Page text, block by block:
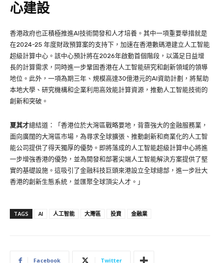
心建設
香港政府也正積極推進AI技術開發和人才培養。其中一項重要舉措就是
在2024-25 年度財政預算案的支持下，加速在香港數碼港建立人工智能
超級計算中心。該中心預計將在2026年啟動首個階段，以滿足日益增
長的計算需求，同時進一步鞏固香港在人工智能研究和創新領域的領導
地位。此外，一項為期三年、規模高達30億港元的AI資助計劃，將幫助
本地大學、研究機構和企業利用高效能計算資源，推動人工智能技術的
創新和突破。
夏其才總結道：「香港位於大灣區戰略要地，背靠強大的金融服務業，
面向廣闊的大灣區市場，為尋求全球擴張、推動創新和商業化的人工智
能公司提供了得天獨厚的優勢。即將落成的人工智能超級計算中心將進
一步增強香港的優勢，並為開發和部署尖端人工智能解決方案提供了堅
實的基礎設施。這吸引了金融科技巨頭來港設立全球總部，進一步壯大
香港的創新生態系統，並匯聚全球頂尖人才。」
TAGS AI 人工智能 大灣區 投資 金融業
Facebook Twitter